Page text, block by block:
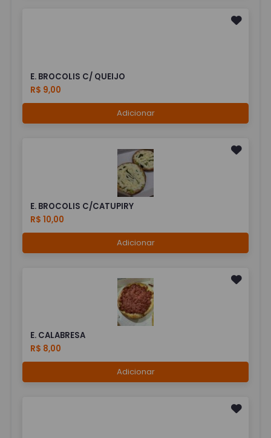
E. BROCOLIS C/ QUEIJO
R$ 9,00
Adicionar
E. BROCOLIS C/CATUPIRY
R$ 10,00
Adicionar
E. CALABRESA
R$ 8,00
Adicionar